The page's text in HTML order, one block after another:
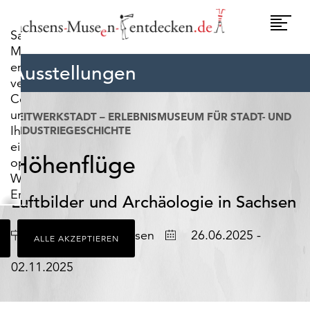
Sachsens-
Museen-
entdecken.de
verwendet
Cookies,
um
Ihnen
ein
optimales
Webseiten-
Erlebnis
zu
bieten.
Dazu
zählen
Cookies,
für
ALLE AKZEPTIEREN
Ausstellungen
ZEITWERKSTADT – ERLEBNISMUSEUM FÜR STADT- UND
INDUSTRIEGESCHICHTE
Höhenflüge
Luftbilder und Archäologie in Sachsen
Ort Frankenberg/Sachsen Datum26.06.2025 -
02.11.2025